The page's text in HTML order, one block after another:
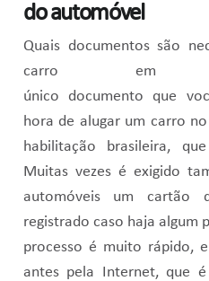
do automóvel
Quais documentos são
carro em
único documento que
hora de alugar um carro
habilitação brasileira,
Muitas vezes é exigido
automóveis um cartão
registrado caso haja algum
processo é muito rápido,
antes pela Internet, que